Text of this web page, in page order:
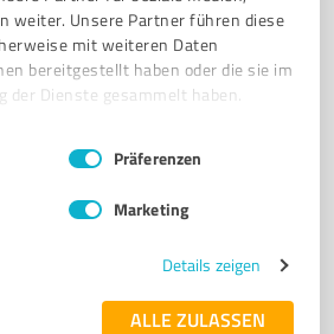
weiter. Unsere Partner führen diese
mit weiteren Daten
bereitgestellt haben oder die sie im
der Dienste gesammelt haben.
Präferenzen
Marketing
Details zeigen
ALLE ZULASSEN
Wiedenbrück
info@pohlmann-partner.de
(1 Quelle)